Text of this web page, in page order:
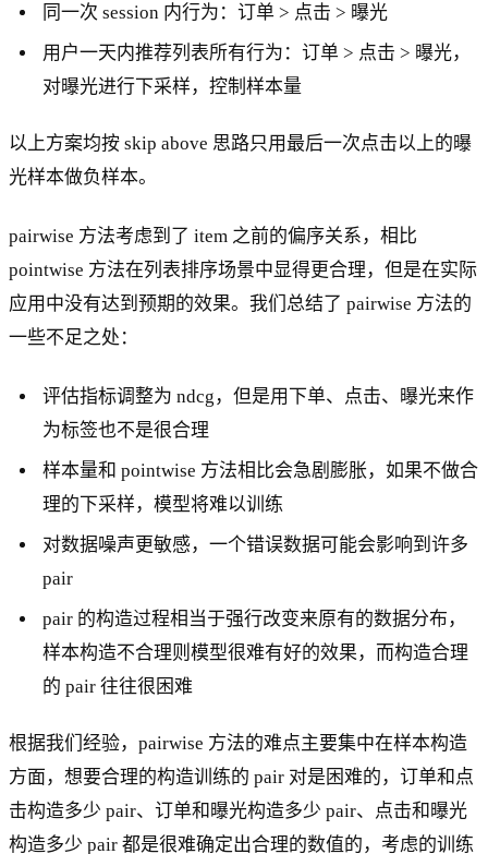
同一次 session 内行为：订单 > 点击 > 曝光
用户一天内推荐列表所有行为：订单 > 点击 > 曝光，
对曝光进行下采样，控制样本量
以上方案均按 skip above 思路只用最后一次点击以上的曝
光样本做负样本。
pairwise 方法考虑到了 item 之前的偏序关系，相比
pointwise 方法在列表排序场景中显得更合理，但是在实际
应用中没有达到预期的效果。我们总结了 pairwise 方法的
一些不足之处：
评估指标调整为 ndcg，但是用下单、点击、曝光来作
为标签也不是很合理
样本量和 pointwise 方法相比会急剧膨胀，如果不做合
理的下采样，模型将难以训练
对数据噪声更敏感，一个错误数据可能会影响到许多
pair
pair 的构造过程相当于强行改变来原有的数据分布，
样本构造不合理则模型很难有好的效果，而构造合理
的 pair 往往很困难
根据我们经验，pairwise 方法的难点主要集中在样本构造
方面，想要合理的构造训练的 pair 对是困难的，订单和点
击构造多少 pair、订单和曝光构造多少 pair、点击和曝光
构造多少 pair 都是很难确定出合理的数值的，考虑的训练